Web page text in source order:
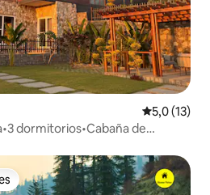
Calificación
5,0 (13)
dormitorios•Cabaña de